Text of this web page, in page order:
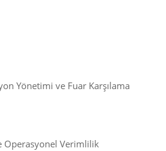
Yönetimi ve Fuar Karşılama
Operasyonel Verimlilik